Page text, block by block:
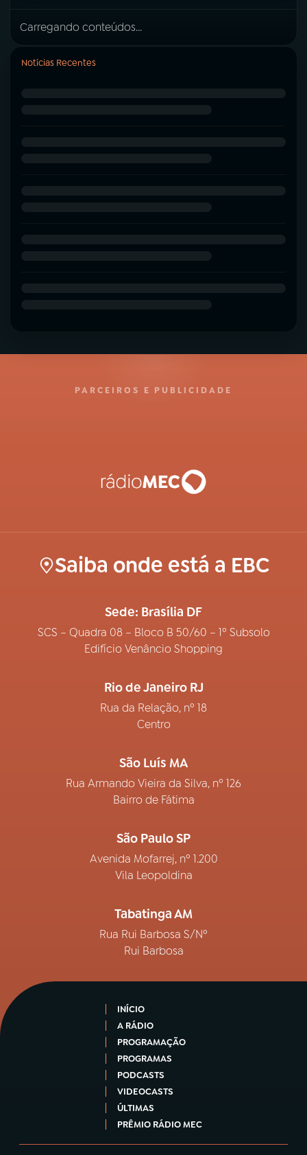
Carregando conteúdos...
Notícias Recentes
PARCEIROS E PUBLICIDADE
Saiba onde está a EBC
Sede: Brasília DF
SCS – Quadra 08 – Bloco B 50/60 – 1º Subsolo
Edifício Venâncio Shopping
Rio de Janeiro RJ
Rua da Relação, nº 18
Centro
São Luís MA
Rua Armando Vieira da Silva, nº 126
Bairro de Fátima
São Paulo SP
Avenida Mofarrej, nº 1.200
Vila Leopoldina
Tabatinga AM
Rua Rui Barbosa S/Nº
Rui Barbosa
INÍCIO
A RÁDIO
PROGRAMAÇÃO
PROGRAMAS
PODCASTS
VIDEOCASTS
ÚLTIMAS
PRÊMIO RÁDIO MEC